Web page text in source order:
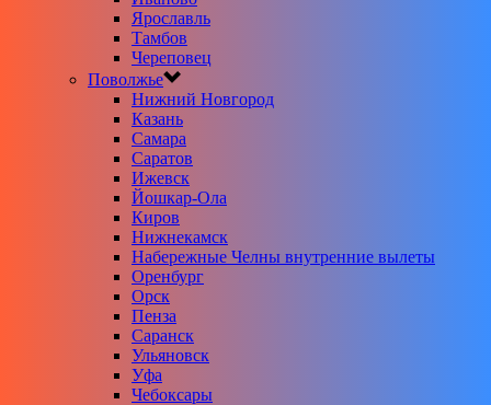
Ярославль
Тамбов
Череповец
Поволжье
Нижний Новгород
Казань
Самара
Саратов
Ижевск
Йошкар-Ола
Киров
Нижнекамск
Набережные Челны внутренние вылеты
Оренбург
Орск
Пенза
Саранск
Ульяновск
Уфа
Чебоксары